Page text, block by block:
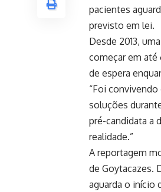
pacientes
previsto em lei.
Desde 2013,
começar em até
de espera
“Foi
soluções
pré-candidata a
realidade.”
A reportagem
de Goytacazes.
aguarda o início